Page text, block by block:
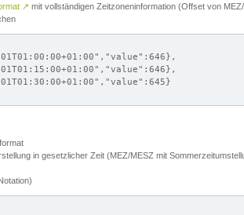
↗ mit vollständigen Zeitzoneninformation (Offset von
in gesetzlicher Zeit (MEZ/MESZ mit